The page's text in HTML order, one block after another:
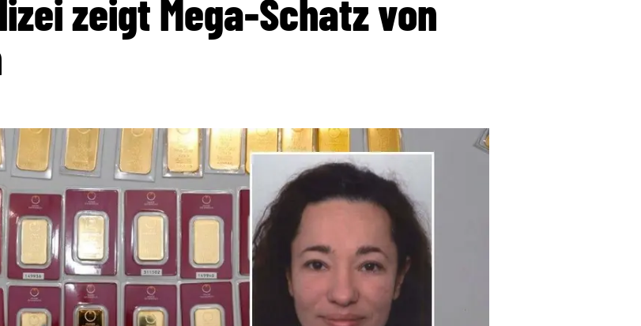
zeigt Mega-Schatz von